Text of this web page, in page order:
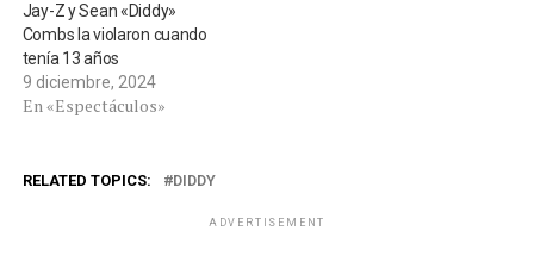
Jay-Z y Sean «Diddy»
Combs la violaron cuando
tenía 13 años
9 diciembre, 2024
En «Espectáculos»
RELATED TOPICS: DIDDY
ADVERTISEMENT